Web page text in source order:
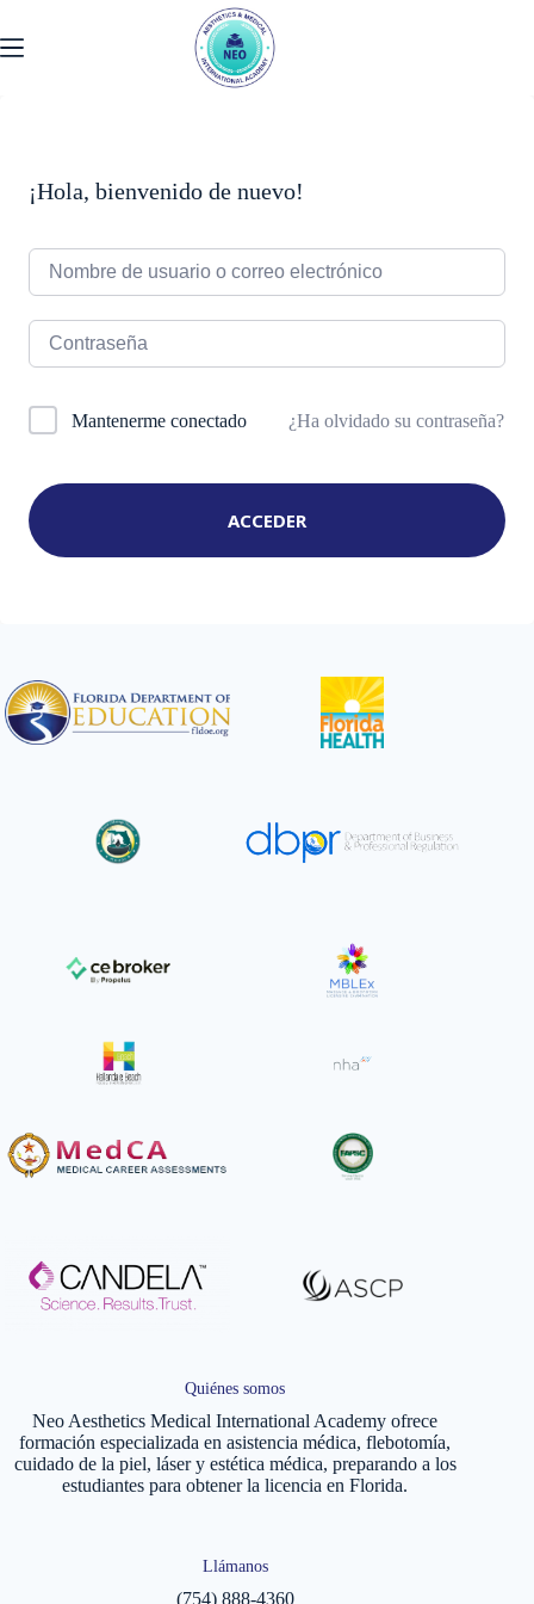
contenido
¡Hola, bienvenido de nuevo!
Mantenerme conectado ¿Ha olvidado su contraseña?
ACCEDER
Quiénes somos
Neo Aesthetics Medical International Academy ofrece
formación especializada en asistencia médica, flebotomía,
cuidado de la piel, láser y estética médica, preparando a los
estudiantes para obtener la licencia en Florida.
Llámanos
(754) 888-4360